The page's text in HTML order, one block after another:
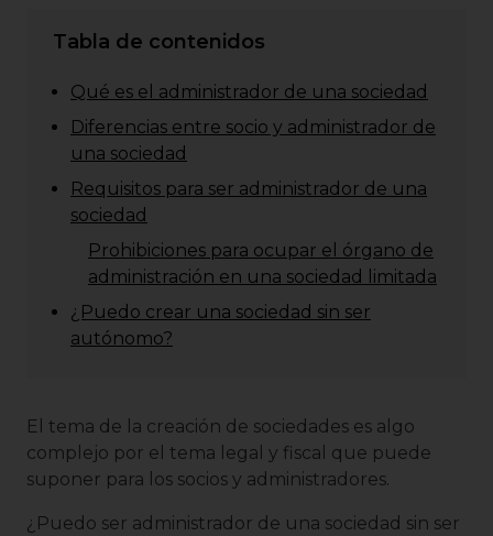
Tabla de contenidos
Qué es el administrador de una sociedad
Diferencias entre socio y administrador de
una sociedad
Requisitos para ser administrador de una
sociedad
Prohibiciones para ocupar el órgano de
administración en una sociedad limitada
¿Puedo crear una sociedad sin ser
autónomo?
El tema de la creación de sociedades es algo
complejo por el tema legal y fiscal que puede
suponer para los socios y administradores.
¿Puedo ser administrador de una sociedad sin ser